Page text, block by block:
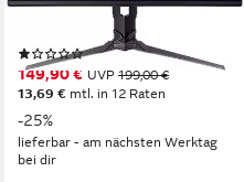
1, 4 ms Reaktionszeit
(1)
149,90 € UVP 199,00 €
13,69 € mtl. in 12 Raten
-25%
lieferbar - am nächsten Werktag
bei dir